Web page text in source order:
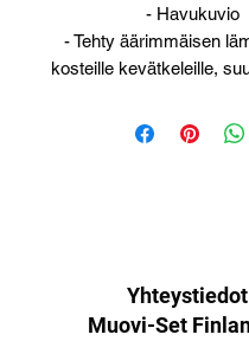
- Havukuvio
- Tehty äärimmäisen
kosteille kevätkeleille,
luisteluominaisuuksiin.
toimii hyvin vetisissä
Muovi-Set